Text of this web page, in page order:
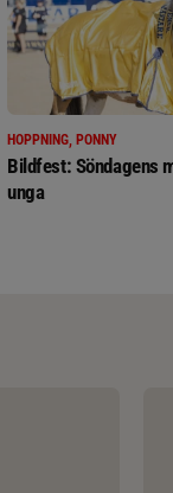
HOPPNING, PONNY
Bildfest: Söndagens
unga